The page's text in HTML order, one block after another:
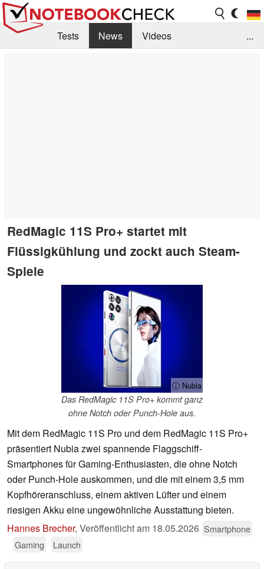
Tests News
Videos
...
RedMagic 11S Pro+ startet mit
Flüssigkühlung und zockt auch Steam-
Spiele
ⓘ Nubia
Das RedMagic 11S Pro+ kommt ganz
ohne Notch oder Punch-Hole aus.
Mit dem RedMagic 11S Pro und dem RedMagic 11S Pro+
präsentiert Nubia zwei spannende Flaggschiff-
Smartphones für Gaming-Enthusiasten, die ohne Notch
oder Punch-Hole auskommen, und die mit einem 3,5 mm
Kopfhöreranschluss, einem aktiven Lüfter und einem
riesigen Akku eine ungewöhnliche Ausstattung bieten.
Hannes Brecher, Veröffentlicht am 18.05.2026 Smartphone
Gaming
Launch